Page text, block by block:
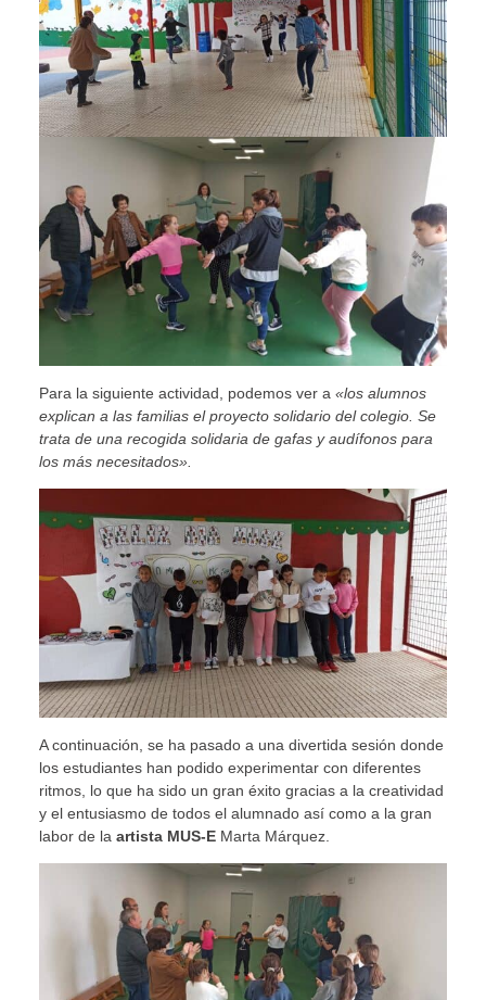
Para la siguiente actividad, podemos ver a «los alumnos
explican a las familias el proyecto solidario del colegio. Se
trata de una recogida solidaria de gafas y audífonos para
los más necesitados».
A continuación, se ha pasado a una divertida sesión donde
los estudiantes han podido experimentar con diferentes
ritmos, lo que ha sido un gran éxito gracias a la creatividad
y el entusiasmo de todos el alumnado así como a la gran
labor de la artista MUS-EMarta Márquez.